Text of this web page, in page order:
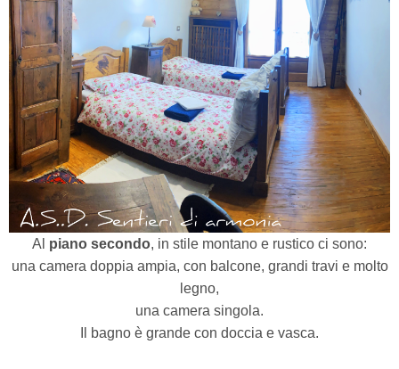
Al piano secondo, in stile montano e rustico ci sono:
una camera doppia ampia, con balcone, grandi travi e molto
legno,
una camera singola.
Il bagno è grande con doccia e vasca.